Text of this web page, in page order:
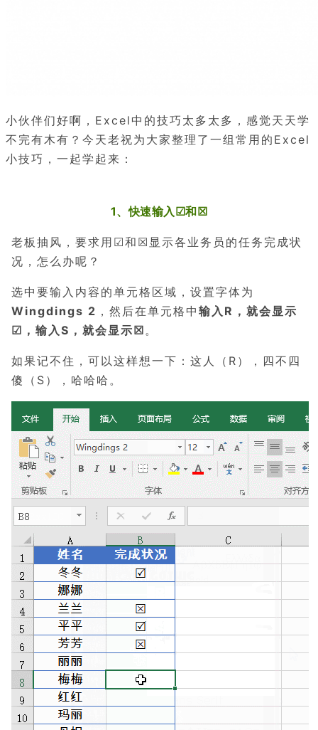
小伙伴们好啊，Excel中的技巧太多太多，感觉天天学
不完有木有？今天老祝为大家整理了一组常用的Excel
小技巧，一起学起来：
1、快速输入☑和☒
老板 抽风 ，要求用☑和☒显示各业务员的任务完成状
况，怎么办呢？
选中要输入内容的单元格区域，设置字体为
Wingdings 2 ，然后在单元格中 输入R，就会显示
☑，输入S，就会显示☒ 。
如果记不住，可以这样想一下：这人（R），四不四
傻（S），哈哈哈。